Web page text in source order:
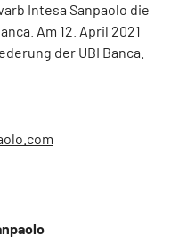
Intesa Sanpaolo die
Am 12. April 2021
der UBI Banca.